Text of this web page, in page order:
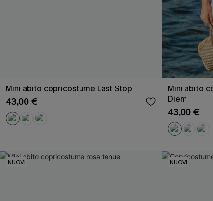
Mini abito copricostume Last Stop
43,00 €
Mini abito
Diem
43,00 €
NUOVI NUOVI